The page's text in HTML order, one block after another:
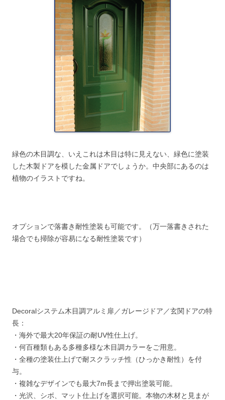
緑色の木目調な、いえこれは木目は特に見えない、緑色に塗装
した木製ドアを模した金属ドアでしょうか。中央部にあるのは
植物のイラストですね。
オプションで落書き耐性塗装も可能です。（万一落書きされた
場合でも掃除が容易になる耐性塗装です）
Decoralシステム木目調アルミ扉／ガレージドア／玄関ドアの特
長：
・海外で最大20年保証の耐UV性仕上げ。
・何百種類もある多種多様な木目調カラーをご用意。
・全種の塗装仕上げで耐スクラッチ性（ひっかき耐性）を付
与。
・複雑なデザインでも最大7m長まで押出塗装可能。
・光沢、シボ、マット仕上げを選択可能。本物の木材と見まが